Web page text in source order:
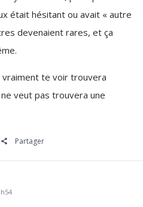
était hésitant ou avait « autre
devenaient rares, et ça
vraiment te voir trouvera
veut pas trouvera une
Partager